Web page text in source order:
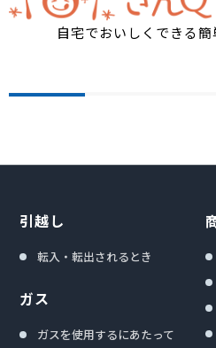
自宅でおいしくできる簡
引越し
転入・転出されるとき
ガス
ガスを使用するにあたって